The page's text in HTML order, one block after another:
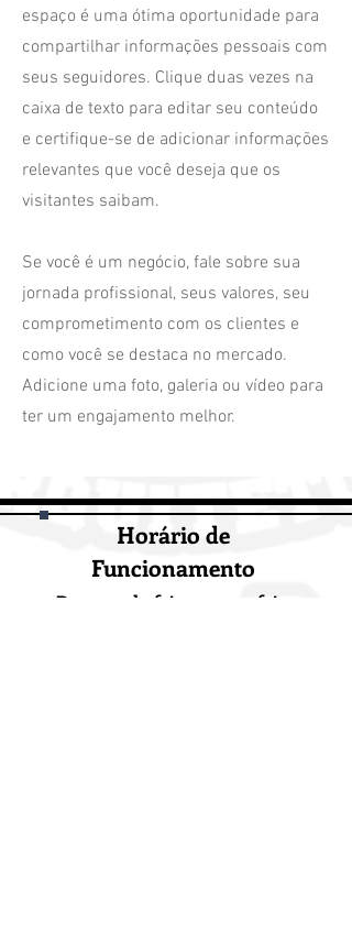
espaço é uma ótima oportunidade para
compartilhar informações pessoais com
seus seguidores. Clique duas vezes na
caixa de texto para editar seu conteúdo
e certifique-se de adicionar informações
relevantes que você deseja que os
visitantes saibam.
Se você é um negócio, fale sobre sua
jornada profissional, seus valores, seu
comprometimento com os clientes e
como você se destaca no mercado.
Adicione uma foto, galeria ou vídeo para
ter um engajamento melhor.
Horário de
Funcionamento
De segunda-feira a sexta-feira